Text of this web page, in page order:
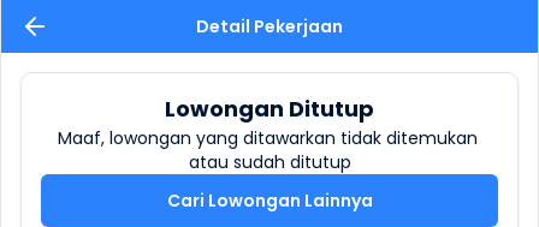
Detail Pekerjaan
Lowongan Ditutup
Maaf, lowongan yang ditawarkan tidak ditemukan
atau sudah ditutup
Cari Lowongan Lainnya